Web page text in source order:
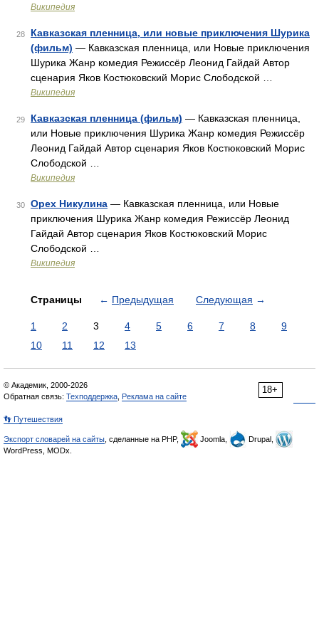
Википедия
28
Кавказская пленница, или новые приключения Шурика
(фильм) — Кавказская пленница, или Новые приключения
Шурика Жанр комедия Режиссёр Леонид Гайдай Автор
сценария Яков Костюковский Морис Слободской …
Википедия
29 Кавказская пленница (фильм) — Кавказская пленница,
или Новые приключения Шурика Жанр комедия Режиссёр
Леонид Гайдай Автор сценария Яков Костюковский Морис
Слободской …
Википедия
30 Орех Никулина — Кавказская пленница, или Новые
приключения Шурика Жанр комедия Режиссёр Леонид
Гайдай Автор сценария Яков Костюковский Морис
Слободской …
Википедия
Страницы ← Предыдущая Следующая →
1 2 3 4 5 6 7 8
9
10
11 12 13
18+
© Академик, 2000-2026
Обратная связь: Техподдержка Реклама на сайте
👣 Путешествия
Экспорт словарей на сайты , сделанные на PHP, Joomla,
Drupal,
WordPress, MODx.